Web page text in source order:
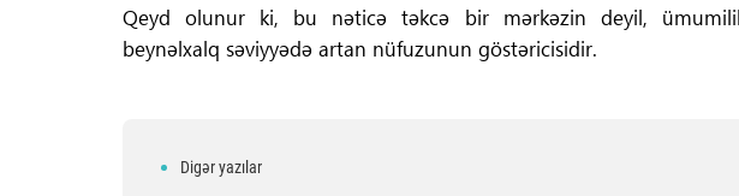
Qeyd olunur ki, bu nəticə təkcə bir mərkəzin deyil,
beynəlxalq səviyyədə artan nüfuzunun göstəricisidir.
Digər yazılar